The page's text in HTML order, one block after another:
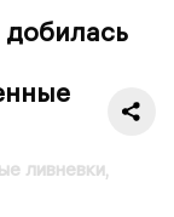
добилась
ливневки,